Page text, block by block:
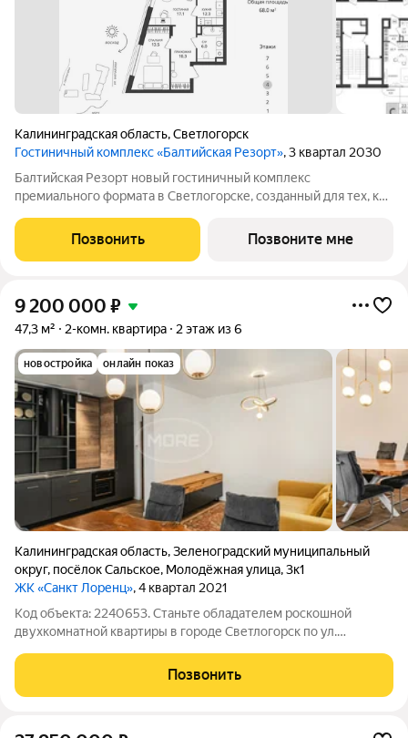
Калининградская область,Светлогорск
Гостиничный комплекс «Балтийская Резорт», 3 квартал 2030
Балтийская Резорт новый гостиничный комплекс
премиального формата в Светлогорске, созданный для тех, кто
быстрой окупаемостью. А может быть все сразу. Первый в
Светлогорске прямой и комфортный
Позвонить Позвоните мне
9 200 000 ₽
47,3 м² 2-комн. квартира 2 этаж из 6
новостройка онлайн показ
Калининградская область,Зеленоградский муниципальный
округ, посёлок Сальское, Молодёжная улица,3к1
ЖК «Санкт Лоренц», 4 квартал 2021
Код объекта: 2240653. Станьте обладателем роскошной
двухкомнатной квартиры в городе Светлогорск по ул.
квартире выполнен дизайнерский ремонт. Автономное
отопление. По всей квартире полы с
Позвонить